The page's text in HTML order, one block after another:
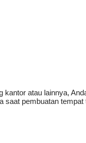
atau lainnya,
saat pembuatan